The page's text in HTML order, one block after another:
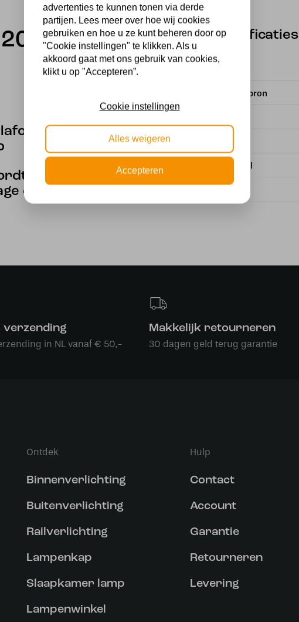
Italy
geleverd
en snoer.
Specificaties
Met lichtbron
Materiaal
verzending
in NL vanaf € 50,-
Makkelijk retourneren
30 dagen geld terug garantie
Ontdek
Binnenverlichting
Buitenverlichting
Railverlichting
Lampenkap
Slaapkamer lamp
Lampenwinkel
Hulp
Contact
Account
Garantie
Retourneren
Levering
advertenties te kunnen tonen via derde
partijen. Lees meer over hoe wij cookies
gebruiken en hoe u ze kunt beheren door op
"Cookie instellingen" te klikken. Als u
akkoord gaat met ons gebruik van cookies,
klikt u op "Accepteren”.
Cookie instellingen
Alles weigeren
Accepteren